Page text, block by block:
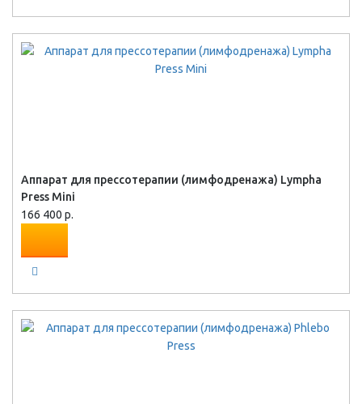
Аппарат для прессотерапии (лимфодренажа) Lympha
Press Mini
166 400 р.